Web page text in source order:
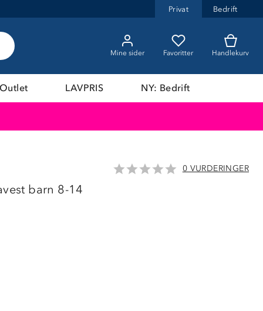
Privat Bedrift
Mine sider Favoritter Handlekurv
LAVPRIS NY: Bedrift
0 VURDERINGER
barn 8-14